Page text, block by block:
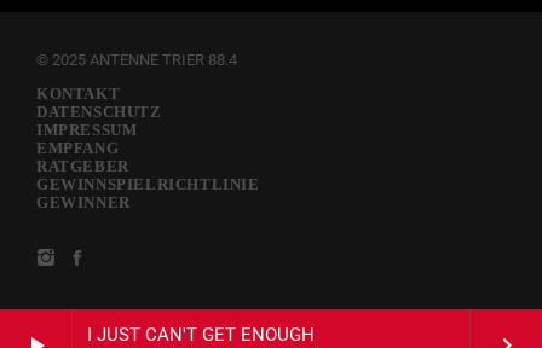
I JUST CAN'T GET ENOUGH
© 2025 ANTENNE TRIER 88.4
KONTAKT
DATENSCHUTZ
IMPRESSUM
EMPFANG
RATGEBER
GEWINNSPIELRICHTLINIE
GEWINNER